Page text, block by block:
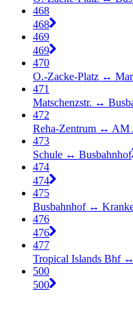
468
468
469
469
470
O.-Zacke-Platz ↔︎
471
Matschenzstr. ↔︎
472
Reha-Zentrum ↔︎ AM
473
Schule ↔︎ Busbahnhof
474
474
475
Busbahnhof ↔︎
476
476
477
Tropical Islands Bhf
500
500